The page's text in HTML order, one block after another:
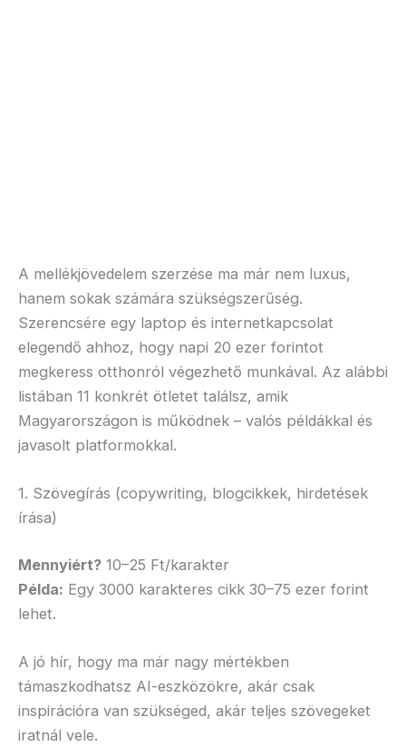
A mellékjövedelem szerzése ma már nem luxus,
hanem sokak számára szükségszerűség.
Szerencsére egy laptop és internetkapcsolat
elegendő ahhoz, hogy napi 20 ezer forintot
megkeress otthonról végezhető munkával. Az alábbi
listában 11 konkrét ötletet találsz, amik
Magyarországon is működnek – valós példákkal és
javasolt platformokkal.
1. Szövegírás (copywriting, blogcikkek, hirdetések
írása)
Mennyiért? 10–25 Ft/karakter
Példa: Egy 3000 karakteres cikk 30–75 ezer forint
lehet.
A jó hír, hogy ma már nagy mértékben
támaszkodhatsz AI-eszközökre, akár csak
inspirációra van szükséged, akár teljes szövegeket
iratnál vele.